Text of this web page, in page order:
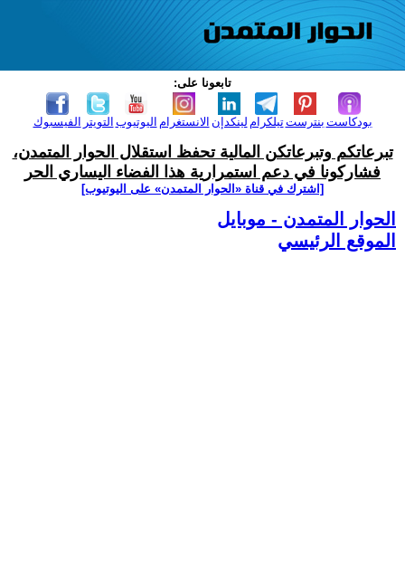
تابعونا على:
الفيسبوك التويتر اليوتيوب الانستغرام لينكدإن تيلكرامبنترست بودكاست
تبرعاتكم وتبرعاتكن المالية تحفظ استقلال الحوار المتمدن،
فشاركونا في دعم استمرارية هذا الفضاء اليساري الحر
[اشترك في قناة ‫«الحوار المتمدن» على اليوتيوب]
الحوار المتمدن - موبايل
الموقع الرئيسي